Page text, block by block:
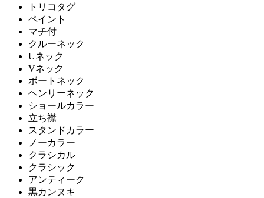
トリコタグ
ペイント
マチ付
クルーネック
Uネック
Vネック
ボートネック
ヘンリーネック
ショールカラー
立ち襟
スタンドカラー
ノーカラー
クラシカル
クラシック
アンティーク
黒カンヌキ